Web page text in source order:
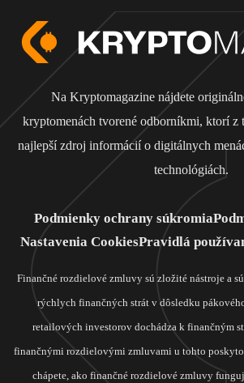
Na Kryptomagazine nájdete
kryptomenách tvorené odborníkmi, ktorí z
najlepší zdroj informácií o digitálnych
technológiách.
Podmienky ochrany súkromia
Nastavenia CookiesPravidlá
Finančné rozdielové zmluvy sú zložité nástroje a
rýchlych finančných strát v dôsledku
retailových investorov dochádza k finančným
finančnými rozdielovými zmluvami u tohto
chápete, ako finančné rozdielové zmluvy